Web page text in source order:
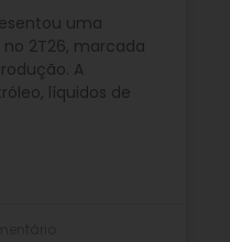
uma
2T26, marcada
A
líquidos de